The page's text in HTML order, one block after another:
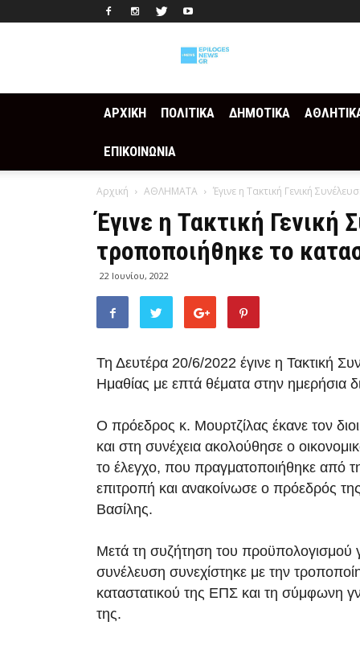
ΑΡΧΙΚΗ ΠΟΛΙΤΙΚΑ ΔΗΜΟΤΙΚΑ
ΕΠΙΚΟΙΝΩΝΙΑ
Αρχική ΑΘΛΗΜΑΤΑ Έγινε η Τακτική Γενική
Έγινε η Τακτική Γενική
τροποποιήθηκε το
22 Ιουνίου, 2022
Τη Δευτέρα 20/6/2022 έγινε η Τακτική
Ημαθίας με επτά θέματα στην ημερήσια
Ο πρόεδρος κ. Μουρτζίλας έκανε τον
και στη συνέχεια ακολούθησε ο
το έλεγχο, που πραγματοποιήθηκε από
επιτροπή και ανακοίνωσε ο πρόεδρός
Βασίλης.
Μετά τη συζήτηση του προϋπολογισμού
συνέλευση συνεχίστηκε με την
καταστατικού της ΕΠΣ και τη σύμφωνη
της.